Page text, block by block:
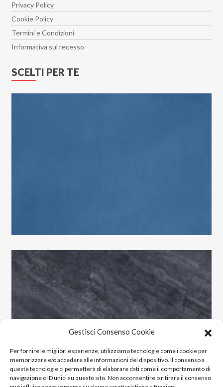
Gestisci Consenso Cookie
Per fornire le migliori esperienze, utilizziamo tecnologie come i cookie per
memorizzare e/o accedere alle informazioni del dispositivo. Il consenso a
queste tecnologie ci permetterà di elaborare dati come il comportamento di
navigazione o ID unici su questo sito. Non acconsentire o ritirare il consenso
Privacy Policy
Cookie Policy
Termini e Condizioni
Informativa sul recesso
SCELTI PER TE